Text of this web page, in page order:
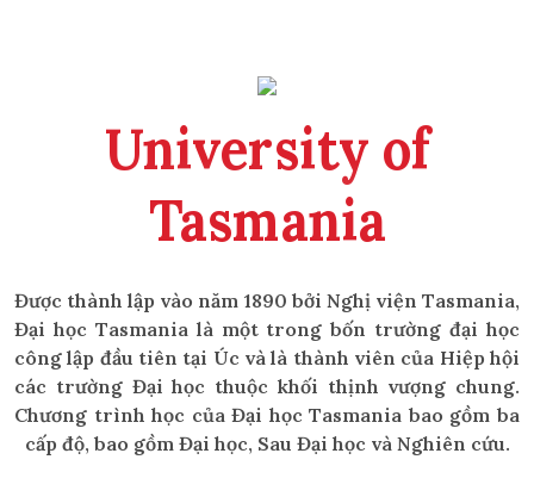
University of
Tasmania
Được thành lập vào năm 1890 bởi Nghị viện Tasmania,
Đại học Tasmania là một trong bốn trường đại học
công lập đầu tiên tại Úc và là thành viên của Hiệp hội
các trường Đại học thuộc khối thịnh vượng chung.
Chương trình học của Đại học Tasmania bao gồm ba
cấp độ, bao gồm Đại học, Sau Đại học và Nghiên cứu.